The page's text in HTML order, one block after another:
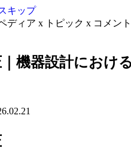
キップ
ディア x トピック x コメント
機器設計におけ